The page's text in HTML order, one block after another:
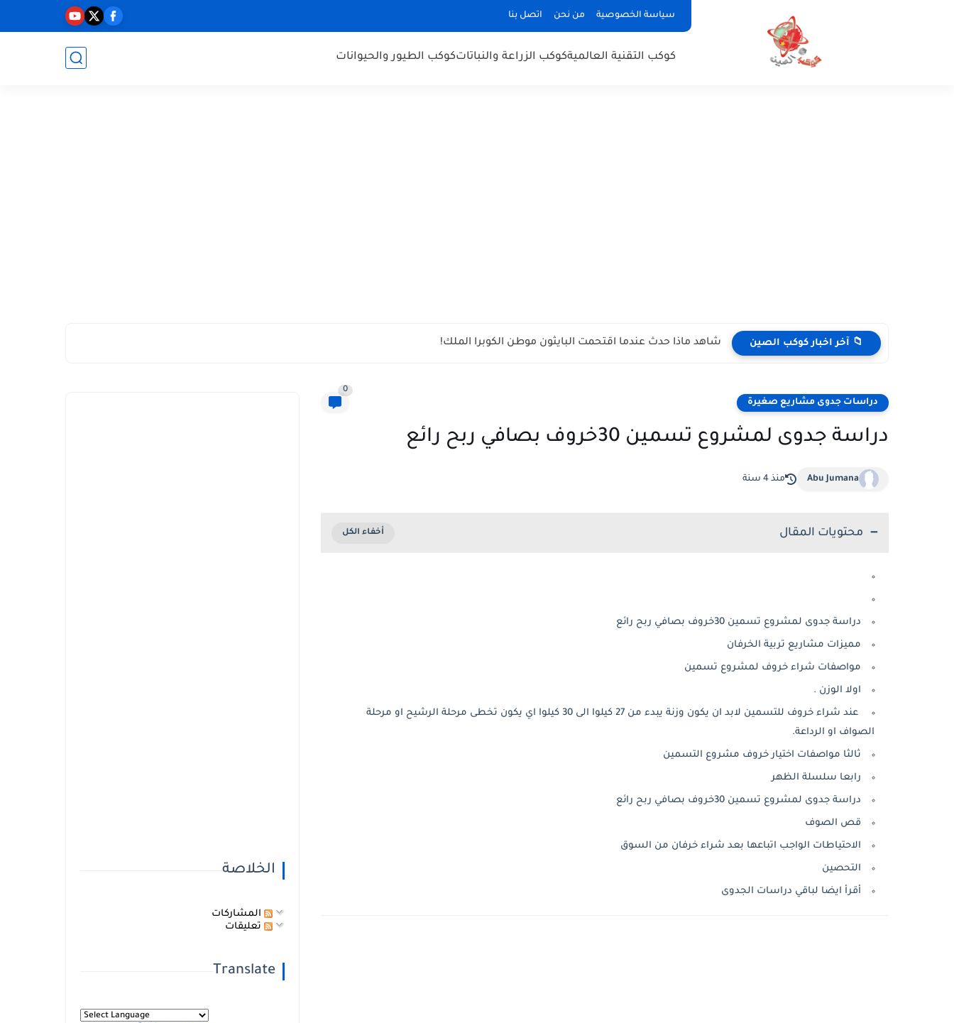
سياسة الخصوصية من نحن اتصل بنا
كوكب التقنية العالميةكوكب الزراعة والنباتاتكوكب الطيور والحيوانات
📁 آخر اخبار كوكب الصين شاهد ماذا حدث عندما اقتحمت البايثون موطن الكوبرا الملك!
دراسات جدوى مشاريع صغيرة
0
دراسة جدوى لمشروع تسمين 30خروف بصافي ربح رائع
Abu Jumana منذ 4 سنة
محتويات المقال
دراسة جدوى لمشروع تسمين 30خروف بصافي ربح رائع
مميزات مشاريع تربية الخرفان
مواصفات شراء خروف لمشروع تسمين
اولا الوزن .
عند شراء خروف للتسمين لابد ان يكون وزنة يبدء من 27 كيلوا الى 30 كيلوا اي يكون تخطى مرحلة الرشيح او مرحلة
الصواف او الرداعة.
ثالثا مواصفات اختيار خروف مشروع التسمين
رابعا سلسلة الظهر
دراسة جدوى لمشروع تسمين 30خروف بصافي ربح رائع
قص الصوف
الاحتياطات الواجب اتباعها بعد شراء خرفان من السوق
التحصين
أقرأ ايضا لباقي دراسات الجدوى
الخلاصة
المشاركات
تعليقات
Translate